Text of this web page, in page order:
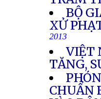
BỘ
XỬ
2013
VIỆT
TĂNG,
CHUẨN